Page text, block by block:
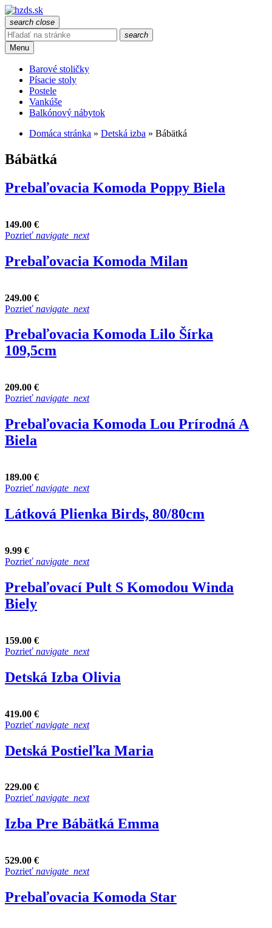
search close
search
Menu
Barové stoličky
Písacie stoly
Postele
Vankúše
Balkónový nábytok
Domáca stránka » Detská izba » Bábätká
Bábätká
Prebaľovacia Komoda Poppy Biela
149.00 €
Pozrieť navigate_next
Prebaľovacia Komoda Milan
249.00 €
Pozrieť navigate_next
Prebaľovacia Komoda Lilo Šírka
109,5cm
209.00 €
Pozrieť navigate_next
Prebaľovacia Komoda Lou Prírodná A
Biela
189.00 €
Pozrieť navigate_next
Látková Plienka Birds, 80/80cm
9.99 €
Pozrieť navigate_next
Prebaľovací Pult S Komodou Winda
Biely
159.00 €
Pozrieť navigate_next
Detská Izba Olivia
419.00 €
Pozrieť navigate_next
Detská Postieľka Maria
229.00 €
Pozrieť navigate_next
Izba Pre Bábätká Emma
529.00 €
Pozrieť navigate_next
Prebaľovacia Komoda Star